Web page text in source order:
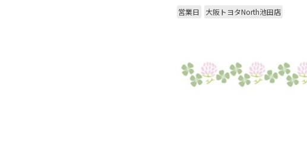
営業日 大阪トヨタNorth池田店